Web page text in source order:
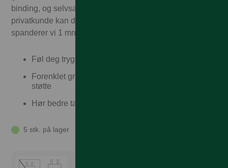
binding, og selvsagt fri frakt og rask levering! Som
privatkunde kan du også velge delbetaling. I tillegg
spanderer vi 1 mnd med mobilforsikring!
Føl deg trygg med Doro Secure Button
Forenklet grensesnitt med veiledninger og ekstern
støtte
Hør bedre takket være høy og tydelig lyd
5 stk. på lager